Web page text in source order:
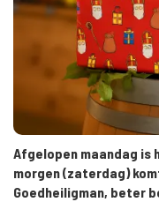
Afgelopen maandag is
morgen (zaterdag)
Goedheiligman, beter